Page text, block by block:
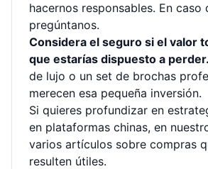
hacernos responsables. En caso
pregúntanos.
Considera el seguro si el valor
que estarías dispuesto a perder.
de lujo o un set de brochas
merecen esa pequeña inversión.
Si quieres profundizar en
en plataformas chinas, en
varios artículos sobre compras
resulten útiles.